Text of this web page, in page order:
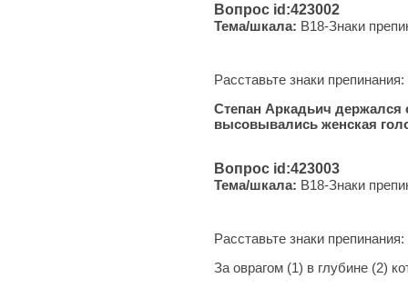
Вопрос id:423002
Тема/шкала: B18-Знаки
Расставьте знаки
Степан Аркадьич держался
высовывались женская
Вопрос id:423003
Тема/шкала: B18-Знаки
Расставьте знаки
За оврагом (1) в глубине (2)